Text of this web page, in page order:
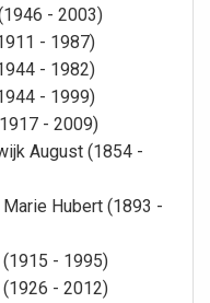
- 2003)
- 1987)
- 1982)
- 1999)
- 2009)
August (1854 -
Hubert (1893 -
- 1995)
- 2012)